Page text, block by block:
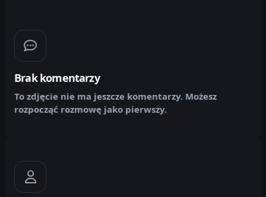
Brak komentarzy
To zdjęcie nie ma jeszcze komentarzy. Możesz
rozpocząć rozmowę jako pierwszy.